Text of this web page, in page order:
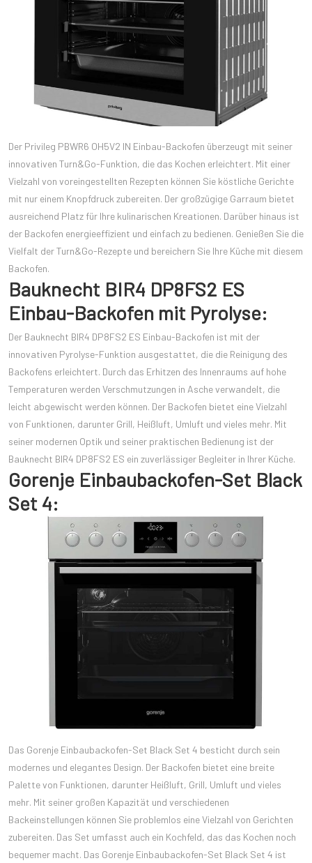
Der Privileg PBWR6 OH5V2 IN Einbau-Backofen überzeugt mit seiner
innovativen Turn&Go-Funktion, die das Kochen erleichtert. Mit einer
Vielzahl von voreingestellten Rezepten können Sie köstliche Gerichte
mit nur einem Knopfdruck zubereiten. Der großzügige Garraum bietet
ausreichend Platz für Ihre kulinarischen Kreationen. Darüber hinaus ist
der Backofen energieeffizient und einfach zu bedienen. Genießen Sie die
Vielfalt der Turn&Go-Rezepte und bereichern Sie Ihre Küche mit diesem
Backofen.
Bauknecht BIR4 DP8FS2 ES
Einbau-Backofen mit Pyrolyse:
Der Bauknecht BIR4 DP8FS2 ES Einbau-Backofen ist mit der
innovativen Pyrolyse-Funktion ausgestattet, die die Reinigung des
Backofens erleichtert. Durch das Erhitzen des Innenraums auf hohe
Temperaturen werden Verschmutzungen in Asche verwandelt, die
leicht abgewischt werden können. Der Backofen bietet eine Vielzahl
von Funktionen, darunter Grill, Heißluft, Umluft und vieles mehr. Mit
seiner modernen Optik und seiner praktischen Bedienung ist der
Bauknecht BIR4 DP8FS2 ES ein zuverlässiger Begleiter in Ihrer Küche.
Gorenje Einbaubackofen-Set Black
Set 4:
Das Gorenje Einbaubackofen-Set Black Set 4 besticht durch sein
modernes und elegantes Design. Der Backofen bietet eine breite
Palette von Funktionen, darunter Heißluft, Grill, Umluft und vieles
mehr. Mit seiner großen Kapazität und verschiedenen
Backeinstellungen können Sie problemlos eine Vielzahl von Gerichten
zubereiten. Das Set umfasst auch ein Kochfeld, das das Kochen noch
bequemer macht. Das Gorenje Einbaubackofen-Set Black Set 4 ist